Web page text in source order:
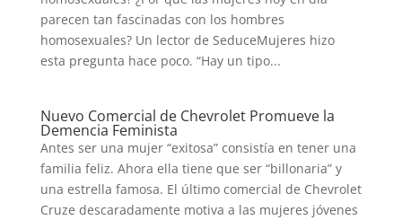
parecen tan fascinadas con los hombres
homosexuales? Un lector de SeduceMujeres hizo
esta pregunta hace poco. “Hay un tipo...
Nuevo Comercial de Chevrolet Promueve la
Demencia Feminista
Antes ser una mujer “exitosa” consistía en tener una
familia feliz. Ahora ella tiene que ser “billonaria” y
una estrella famosa. El último comercial de Chevrolet
Cruze descaradamente motiva a las mujeres jóvenes